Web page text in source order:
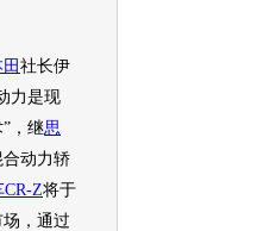
社长伊
力是现
，继思
动力轿
CR-Z将于
，通过